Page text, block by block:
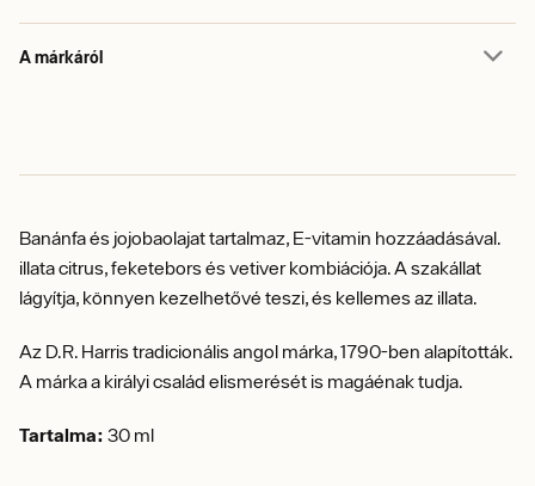
A márkáról
Banánfa és jojobaolajat tartalmaz, E-vitamin hozzáadásával.
illata citrus, feketebors és vetiver kombiációja. A szakállat
lágyítja, könnyen kezelhetővé teszi, és kellemes az illata.
Az D.R. Harris tradicionális angol márka, 1790-ben alapították.
A márka a királyi család elismerését is magáénak tudja.
Tartalma: 30 ml